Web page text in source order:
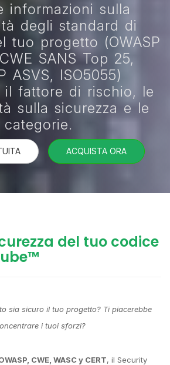
informazioni sulla
degli standard di
tuo progetto (OWASP
SANS Top 25,
ASVS, ISO5055)
il fattore di rischio, le
sulla sicurezza e le
categorie.
ACQUISTA ORA
del tuo codice
sia sicuro il tuo progetto? Ti piacerebbe
i tuoi sforzi?
CWE, WASC y CERT, il Security